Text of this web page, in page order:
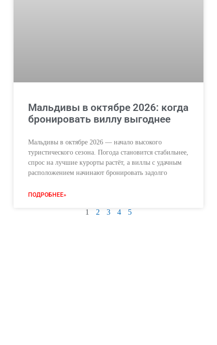
Мальдивы в октябре 2026: когда
бронировать виллу выгоднее
Мальдивы в октябре 2026 — начало высокого
туристического сезона. Погода становится стабильнее,
спрос на лучшие курорты растёт, а виллы с удачным
расположением начинают бронировать задолго
ПОДРОБНЕЕ»
1 2 3 4 5